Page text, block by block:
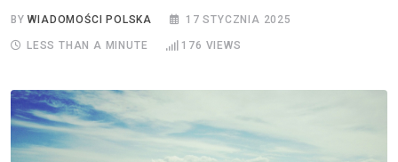
BYWIADOMOŚCI POLSKA 17 STYCZNIA 2025
LESS THAN A MINUTE 176 VIEWS